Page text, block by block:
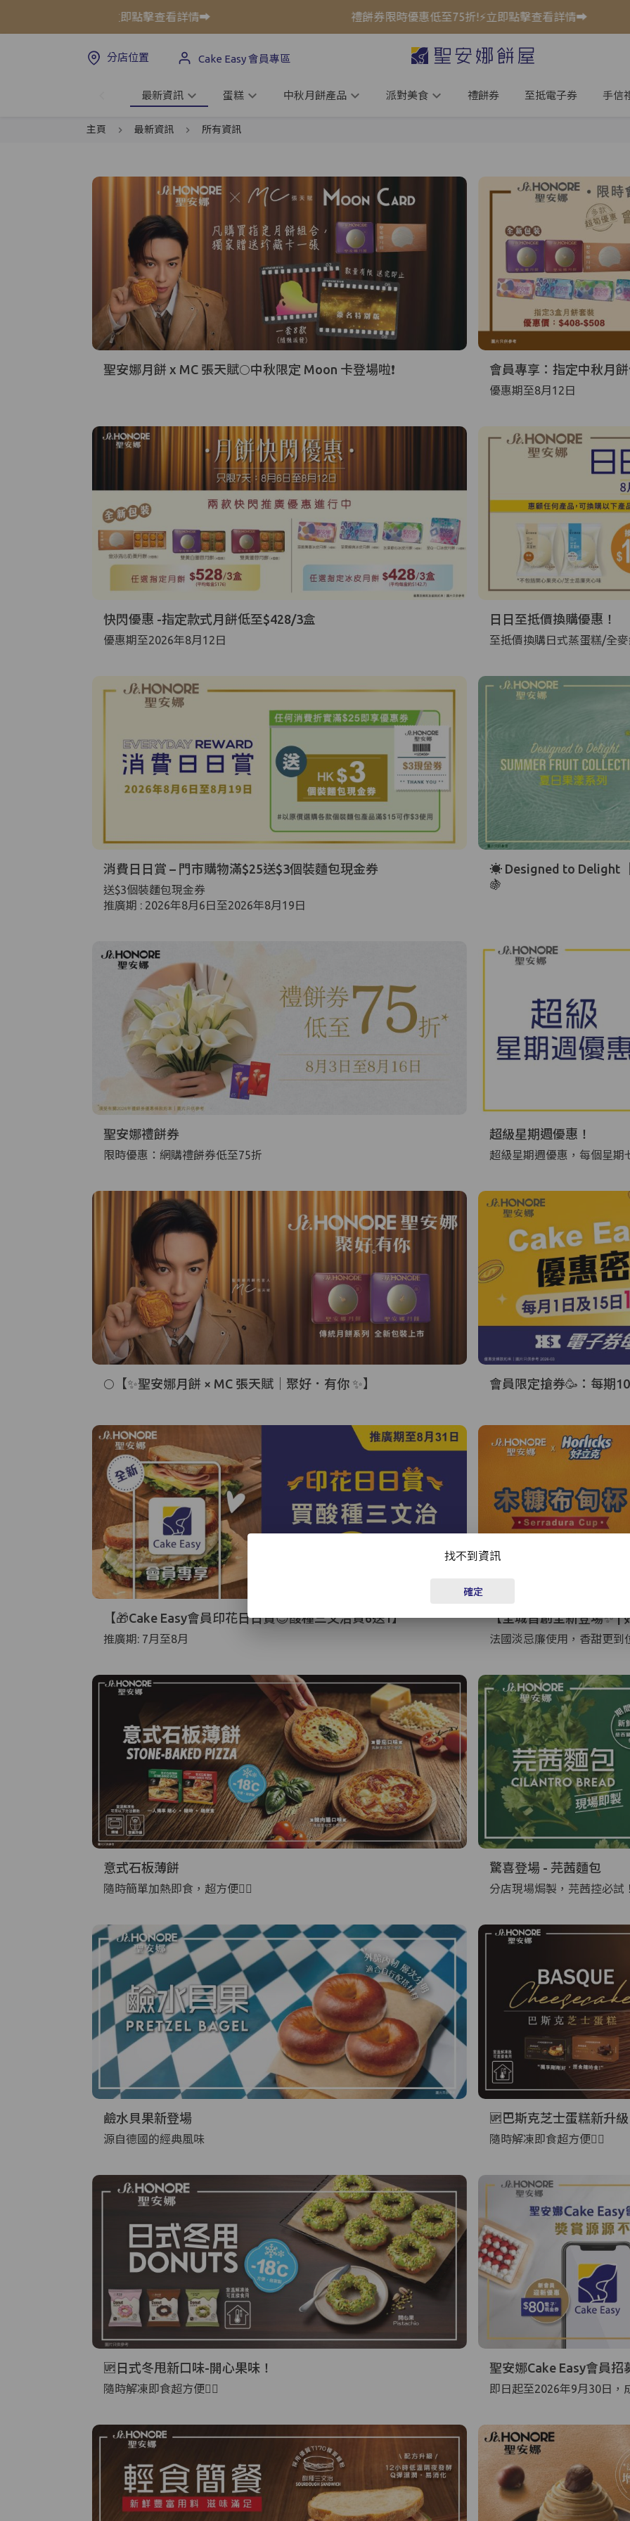
手提電話登入 電郵地址登入
已驗證之手提電話號碼*
+852
成為 Cake Easy 會員
75折!⚡立即點擊查看詳情➡️ 禮餅券限時優惠低至75折!⚡立即點擊查看詳情➡️
分店位置 Cake Easy 會員專區
最新資訊 蛋糕 中秋月餅產品 派對美食 禮餅券 至抵電子券 手信
主頁 最新資訊 所有資訊
聖安娜月餅 x MC 張天賦🌕中秋限定 Moon 卡登場啦❗ 會員專享：指定中秋月
優惠期至8月12日
快閃優惠 -指定款式月餅低至$428/3盒
優惠期至2026年8月12日
日日至抵價換購優惠！
至抵價換購日式蒸蛋糕/全
消費日日賞 – 門市購物滿$25送$3個裝麵包現金券
送$3個裝麵包現金券
推廣期 : 2026年8月6日至2026年8月19日
☀️ Designed to Delight
🍇
聖安娜禮餅券
限時優惠：網購禮餅券低至75折
超級星期週優惠！
超級星期週優惠，每個星期
🌕【✨聖安娜月餅 × MC 張天賦｜聚好．有你 ✨】 會員限定搶券🥳：每期
【🎁Cake Easy會員印花日日賞😉酸種三文治買6送1】
推廣期: 7月至8月
【全城首創全新登場✨ |
法國淡忌廉使用，香甜更到
意式石板薄餅
隨時簡單加熱即食，超方便👍🏻
驚喜登場 - 芫茜麵包
分店現場焗製，芫茜控必試
鹼水貝果新登場
源自德國的經典風味
🆙巴斯克芝士蛋糕新升
隨時解凍即食超方便👍🏻
🆙日式冬甩新口味-開心果味！
隨時解凍即食超方便👍🏻
聖安娜Cake Easy會員招
即日起至2026年9月30日，
找不到資訊
確定